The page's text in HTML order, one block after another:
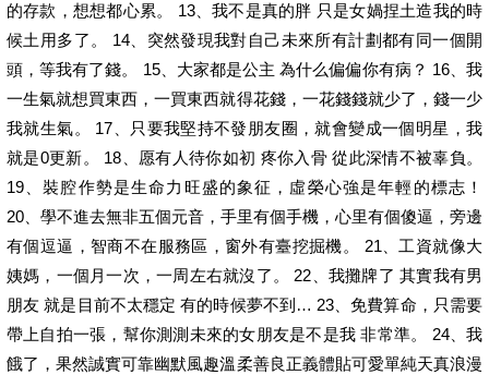
的存款，想想都心累。 13、我不是真的胖 只是女媧捏土造我的時
候土用多了。 14、突然發現我對自己未來所有計劃都有同一個開
頭，等我有了錢。 15、大家都是公主 為什么偏偏你有病？ 16、我
一生氣就想買東西，一買東西就得花錢，一花錢錢就少了，錢一少
我就生氣。 17、只要我堅持不發朋友圈，就會變成一個明星，我
就是0更新。 18、愿有人待你如初 疼你入骨 從此深情不被辜負。
19、裝腔作勢是生命力旺盛的象征，虛榮心強是年輕的標志！
20、學不進去無非五個元音，手里有個手機，心里有個傻逼，旁邊
有個逗逼，智商不在服務區，窗外有臺挖掘機。 21、工資就像大
姨媽，一個月一次，一周左右就沒了。 22、我攤牌了 其實我有男
朋友 就是目前不太穩定 有的時候夢不到… 23、免費算命，只需要
帶上自拍一張，幫你測測未來的女朋友是不是我 非常準。 24、我
餓了，果然誠實可靠幽默風趣溫柔善良正義體貼可愛單純天真浪漫